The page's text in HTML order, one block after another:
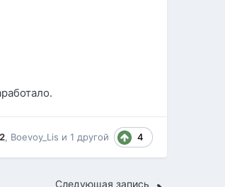
, Boevoy_Lis и 1 другой 4
Следующая запись